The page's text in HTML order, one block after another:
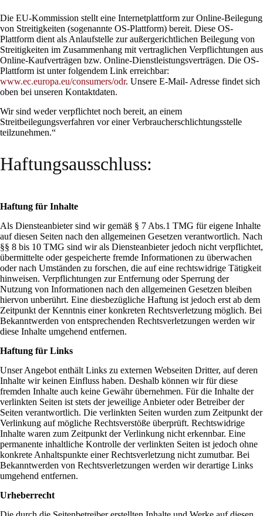
Die EU‐Kommission stellt eine Internetplattform zur Online‐Beilegung
von Streitigkeiten (sogenannte OS‐Plattform) bereit. Diese OS‐
Plattform dient als Anlaufstelle zur außergerichtlichen Beilegung von
Streitigkeiten im Zusammenhang mit vertraglichen Verpflichtungen aus
Online‐Kaufverträgen bzw. Online‐Dienstleistungsverträgen. Die OS‐
Plattform ist unter folgendem Link erreichbar:
www.ec.europa.eu/consumers/odr. Unsere E‐Mail‐ Adresse findet sich
oben bei unseren Kontaktdaten.
Wir sind weder verpflichtet noch bereit, an einem
Streitbeilegungsverfahren vor einer Verbraucherschlichtungsstelle
teilzunehmen.“
Haftungsausschluss:
Haftung für Inhalte
Als Diensteanbieter sind wir gemäß § 7 Abs.1 TMG für eigene Inhalte
auf diesen Seiten nach den allgemeinen Gesetzen verantwortlich. Nach
§§ 8 bis 10 TMG sind wir als Diensteanbieter jedoch nicht verpflichtet,
übermittelte oder gespeicherte fremde Informationen zu überwachen
oder nach Umständen zu forschen, die auf eine rechtswidrige Tätigkeit
hinweisen. Verpflichtungen zur Entfernung oder Sperrung der
Nutzung von Informationen nach den allgemeinen Gesetzen bleiben
hiervon unberührt. Eine diesbezügliche Haftung ist jedoch erst ab dem
Zeitpunkt der Kenntnis einer konkreten Rechtsverletzung möglich. Bei
Bekanntwerden von entsprechenden Rechtsverletzungen werden wir
diese Inhalte umgehend entfernen.
Haftung für Links
Unser Angebot enthält Links zu externen Webseiten Dritter, auf deren
Inhalte wir keinen Einfluss haben. Deshalb können wir für diese
fremden Inhalte auch keine Gewähr übernehmen. Für die Inhalte der
verlinkten Seiten ist stets der jeweilige Anbieter oder Betreiber der
Seiten verantwortlich. Die verlinkten Seiten wurden zum Zeitpunkt der
Verlinkung auf mögliche Rechtsverstöße überprüft. Rechtswidrige
Inhalte waren zum Zeitpunkt der Verlinkung nicht erkennbar. Eine
permanente inhaltliche Kontrolle der verlinkten Seiten ist jedoch ohne
konkrete Anhaltspunkte einer Rechtsverletzung nicht zumutbar. Bei
Bekanntwerden von Rechtsverletzungen werden wir derartige Links
umgehend entfernen.
Urheberrecht